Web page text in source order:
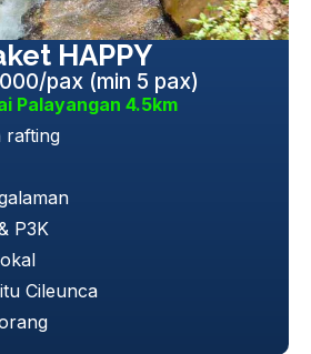
HAPPY
pax (min 5 pax)
Palayangan 4.5km
rafting
P3K
Cileunca